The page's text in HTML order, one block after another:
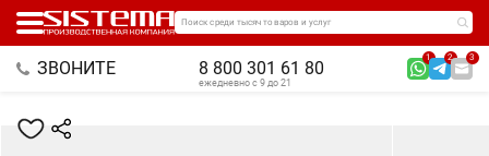
Поиск среди тысяч товаров и услуг
ЗВОНИТЕ 8 800 301 61 80
1 2 3
ежедневно с 9 до 21